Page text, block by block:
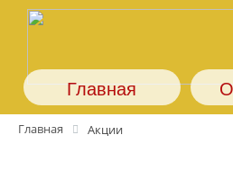
Главная
Главная Акции